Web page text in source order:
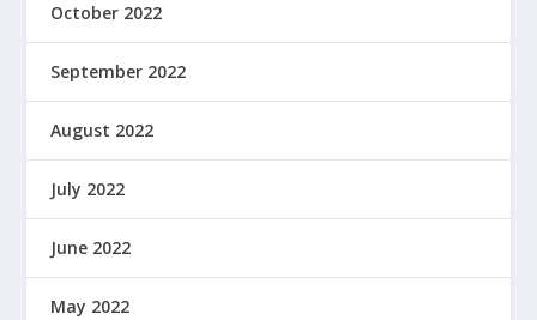
October 2022
September 2022
August 2022
July 2022
June 2022
May 2022